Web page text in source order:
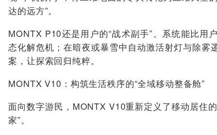
达的远方”。
MONTX P10还是用户的“战术副手”。系统能比用
态化解危机；在暗夜或暴雪中自动激活射灯与除雾
案，让探索回归纯粹。
MONTX V10：构筑生活秩序的“全域移动整备舱”
面向数字游民，MONTX V10重新定义了移动居住
家”。